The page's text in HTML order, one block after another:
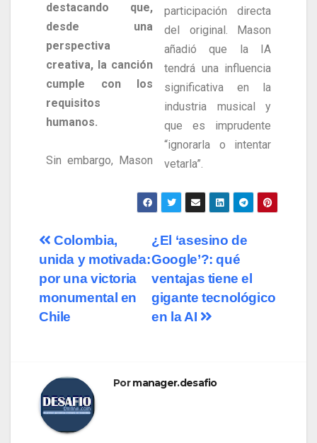
destacando que,
desde una
perspectiva
creativa, la canción
cumple con los
requisitos
humanos.
Sin embargo, Mason
participación directa
del original. Mason
añadió que la IA
tendrá una influencia
significativa en la
industria musical y
que es imprudente
“ignorarla o intentar
vetarla”.
¿El ‘asesino de
Google’?: qué
ventajas tiene el
gigante tecnológico
en la AI
Colombia,
unida y motivada:
por una victoria
monumental en
Chile
Pormanager.desafio